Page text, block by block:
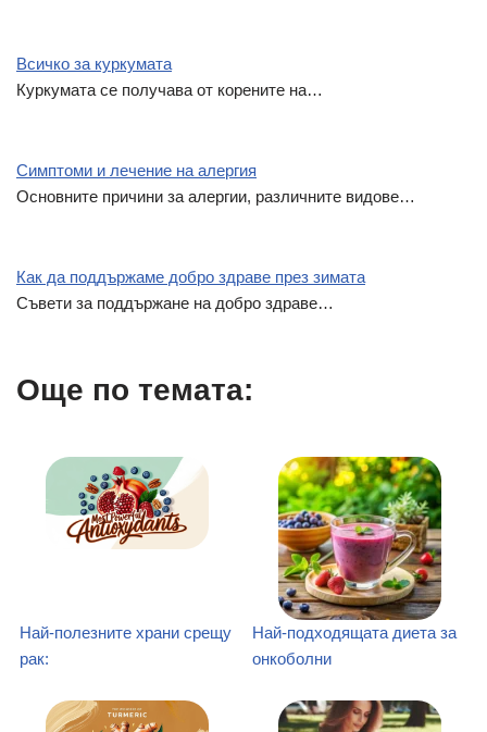
Всичко за куркумата
Куркумата се получава от корените на…
Симптоми и лечение на алергия
Основните причини за алергии, различните видове…
Как да поддържаме добро здраве през зимата
Съвети за поддържане на добро здраве…
Още по темата:
Най-полезните храни срещу
рак:
Най-подходящата диета за
онкоболни